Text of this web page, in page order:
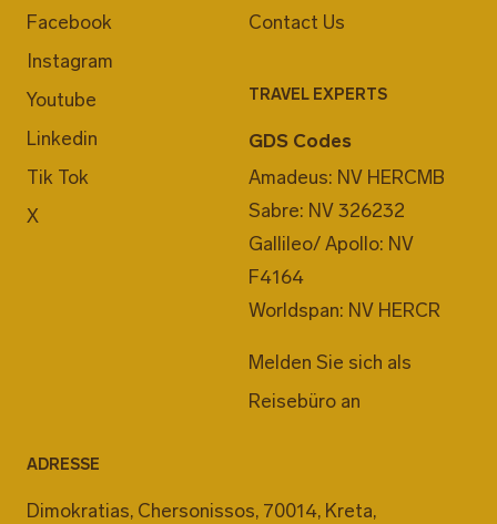
Facebook
Instagram
Youtube
Linkedin
Tik Tok
X
Contact Us
TRAVEL EXPERTS
GDS Codes
Amadeus: NV HERCMB
Sabre: NV 326232
Gallileo/ Apollo: NV
F4164
Worldspan: NV HERCR
Melden Sie sich als
Reisebüro an
ADRESSE
Dimokratias, Chersonissos, 70014, Kreta,